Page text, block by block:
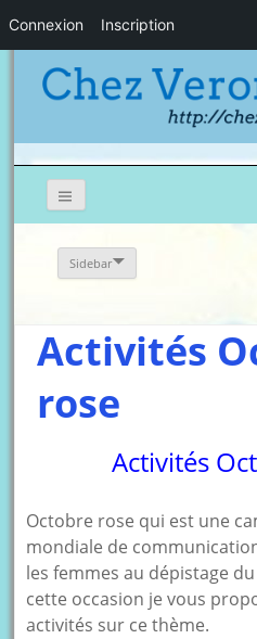
Sidebar
Activités
rose
Activités
Octobre rose qui est une
mondiale de
les femmes au dépistage
cette occasion je vous
activités sur ce thème.
Connexion Inscription